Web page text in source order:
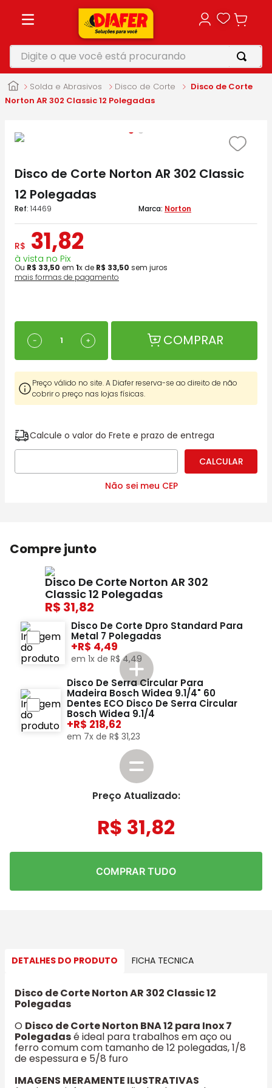
Digite o que você está procurando
Solda e Abrasivos Disco de Corte
Disco de Corte
Norton AR 302 Classic 12 Polegadas
Disco de Corte Norton AR 302 Classic
12 Polegadas
: 14469 Norton
R$ 31,82
à vista no Pix
Ou R$ 33,50 em 1x de R$ 33,50 sem juros
mais formas de pagamento
＋
－ COMPRAR
Preço válido no site. A Diafer reserva-se ao direito de não
cobrir o preço nas lojas físicas.
Calcule o valor do Frete e prazo de entrega
Não sei meu CEP
Compre junto
Disco De Corte Norton AR 302
Classic 12 Polegadas
31,82
Disco De Corte Dpro Standard Para
Metal 7 Polegadas
+ 4,49
em 1x de R$ 4,49
Disco De Serra Circular Para
Madeira Bosch Widea 9.1/4" 60
Dentes ECO Disco De Serra Circular
Bosch Widea 9.1/4
+ 218,62
em 7x de R$ 31,23
Preço Atualizado:
R$ 31,82
COMPRAR TUDO
DETALHES DO PRODUTO FICHA TECNICA
Disco de Corte Norton AR 302 Classic 12
Polegadas
O Disco de Corte Norton BNA 12 para Inox 7
Polegadasé ideal para trabalhos em aço ou
ferro comum com tamanho de 12 polegadas, 1/8
de espessura e 5/8 furo
IMAGENS MERAMENTE ILUSTRATIVAS
1º